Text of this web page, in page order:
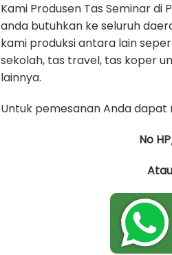
Kami Produsen Tas Seminar
anda butuhkan ke seluruh
kami produksi antara lain
sekolah, tas travel, tas koper
lainnya.
Untuk pemesanan Anda
No